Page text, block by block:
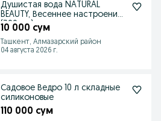
Душистая вода NATURAL
BEAUTY, Весеннее настроение
(300 мл)
10 000 сум
Ташкент, Алмазарский район
04 августа 2026 г.
Садовое Ведро 10 л складные
силиконовые
110 000 сум